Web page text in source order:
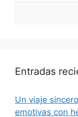
Entradas
Un viaje
emotivas con